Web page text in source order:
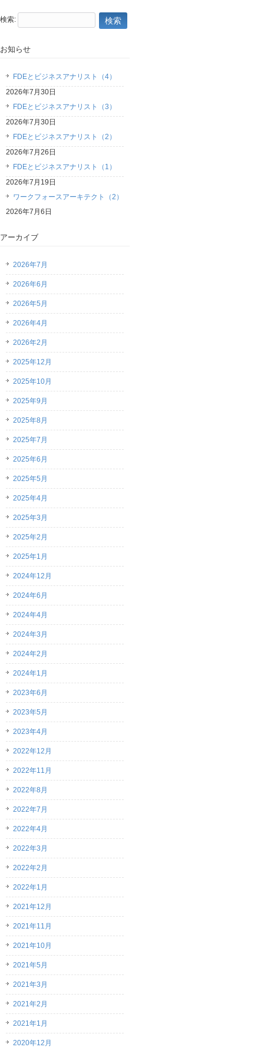
検索:
お知らせ
FDEとビジネスアナリスト（4）
2026年7月30日
FDEとビジネスアナリスト（3）
2026年7月30日
FDEとビジネスアナリスト（2）
2026年7月26日
FDEとビジネスアナリスト（1）
2026年7月19日
ワークフォースアーキテクト（2）
2026年7月6日
アーカイブ
2026年7月
2026年6月
2026年5月
2026年4月
2026年2月
2025年12月
2025年10月
2025年9月
2025年8月
2025年7月
2025年6月
2025年5月
2025年4月
2025年3月
2025年2月
2025年1月
2024年12月
2024年6月
2024年4月
2024年3月
2024年2月
2024年1月
2023年6月
2023年5月
2023年4月
2022年12月
2022年11月
2022年8月
2022年7月
2022年4月
2022年3月
2022年2月
2022年1月
2021年12月
2021年11月
2021年10月
2021年5月
2021年3月
2021年2月
2021年1月
2020年12月